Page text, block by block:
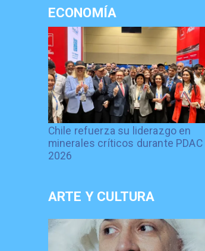
ECONOMÍA
Chile refuerza su liderazgo en
minerales críticos durante PDAC
2026
ARTE Y CULTURA